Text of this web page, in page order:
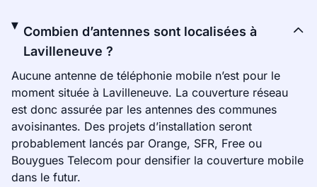
Combien d’antennes sont localisées à
Lavilleneuve ?
Aucune antenne de téléphonie mobile n’est pour le
moment située à Lavilleneuve. La couverture réseau
est donc assurée par les antennes des communes
avoisinantes. Des projets d’installation seront
probablement lancés par Orange, SFR, Free ou
Bouygues Telecom pour densifier la couverture mobile
dans le futur.